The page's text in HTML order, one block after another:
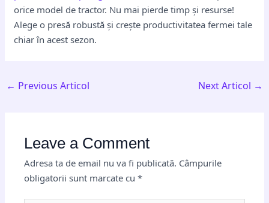
orice model de tractor. Nu mai pierde timp și resurse!
Alege o presă robustă și crește productivitatea fermei tale
chiar în acest sezon.
← Previous Articol Next Articol →
Leave a Comment
Adresa ta de email nu va fi publicată. Câmpurile
obligatorii sunt marcate cu*